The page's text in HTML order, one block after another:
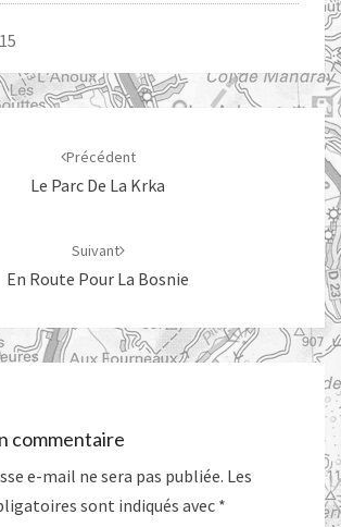
Précédent
Le Parc De La Krka
Suivant
En Route Pour La Bosnie
commentaire
e-mail ne sera pas publiée. Les
sont indiqués avec *